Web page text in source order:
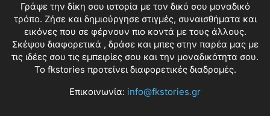
Γράψε την δίκη σου ιστορία με τον δικό σου μοναδικό
τρόπο. Ζήσε και δημιούργησε στιγμές, συναισθήματα και
εικόνες που σε φέρνουν πιο κοντά με τους άλλους.
Σκέψου διαφορετικά , δράσε και μπες στην παρέα μας με
τις ιδέες σου τις εμπειρίες σου και την μοναδικότητα σου.
Το fkstories προτείνει διαφορετικές διαδρομές.
Επικοινωνία: info@fkstories.gr